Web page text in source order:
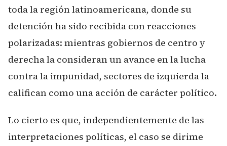
toda la región latinoamericana, donde su
detención ha sido recibida con reacciones
polarizadas: mientras gobiernos de centro y
derecha la consideran un avance en la lucha
contra la impunidad, sectores de izquierda la
califican como una acción de carácter político.
Lo cierto es que, independientemente de las
interpretaciones políticas, el caso se dirime